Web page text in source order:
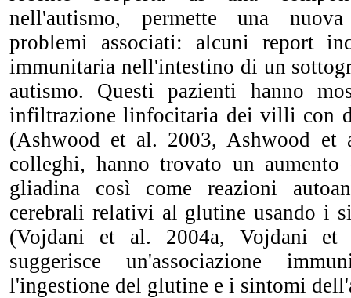
nell'autismo, permette una
problemi associati: alcuni report
immunitaria nell'intestino di un
autismo. Questi pazienti hanno
infiltrazione linfocitaria dei villi con
(Ashwood et al. 2003, Ashwood et
colleghi, hanno trovato un
gliadina così come reazioni
cerebrali relativi al glutine usando i
(Vojdani et al. 2004a, Vojdani et
suggerisce un'associazione
l'ingestione del glutine e i sintomi